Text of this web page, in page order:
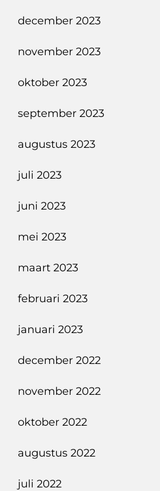
december 2023
november 2023
oktober 2023
september 2023
augustus 2023
juli 2023
juni 2023
mei 2023
maart 2023
februari 2023
januari 2023
december 2022
november 2022
oktober 2022
augustus 2022
juli 2022